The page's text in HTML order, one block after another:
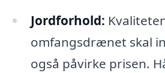
Jordforhold:
omfangsdrænet skal
også påvirke prisen.